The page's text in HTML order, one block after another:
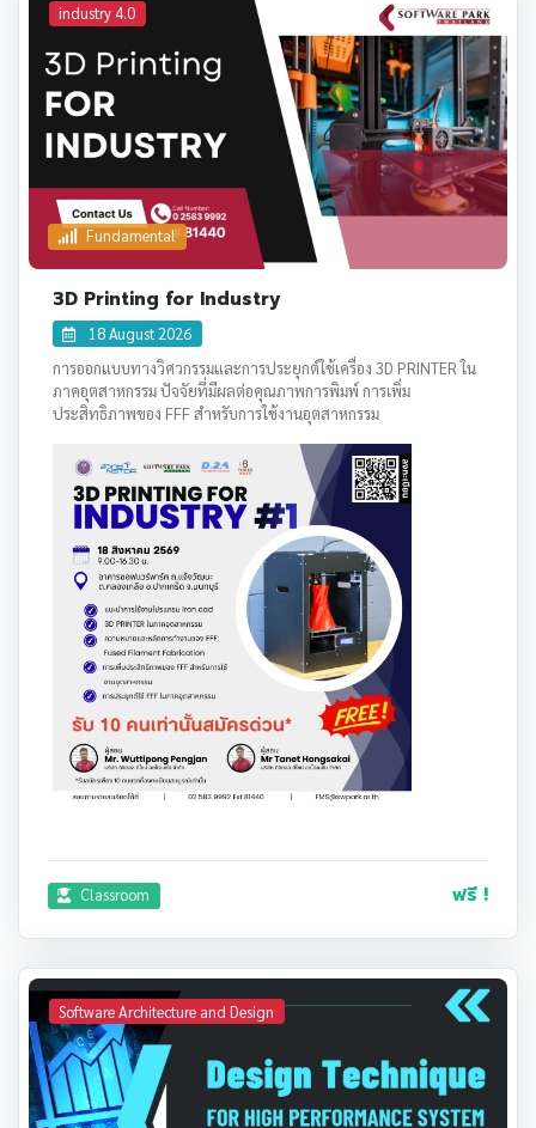
industry 4.0
Fundamental
3D Printing for Industry
18 August 2026
การออกแบบทางวิศวกรรมและการประยุกต์ใช้เครื่อง 3D PRINTER ใน
ภาคอุตสาหกรรม ปัจจัยที่มีผลต่อคุณภาพการพิมพ์ การเพิ่ม
ประสิทธิภาพของ FFF สำหรับการใช้งานอุตสาหกรรม
Classroom ฟรี !
Software Architecture and Design